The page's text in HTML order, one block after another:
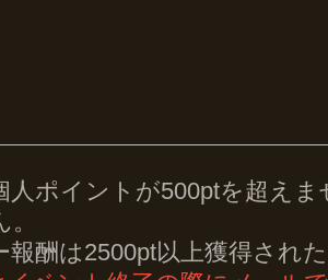
人ポイントが500ptを超え
報酬は2500pt以上獲得され